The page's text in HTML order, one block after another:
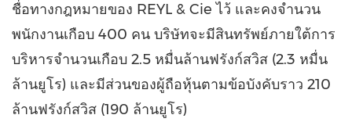
ชื่อทางกฎหมายของ REYL & Cie ไว้ และคงจำนวน
พนักงานเกือบ 400 คน บริษัทจะมีสินทรัพย์ภายใต้การ
บริหารจำนวนเกือบ 2.5 หมื่นล้านฟรังก์สวิส (2.3 หมื่น
ล้านยูโร) และมีส่วนของผู้ถือหุ้นตามข้อบังคับราว 210
ล้านฟรังก์สวิส (190 ล้านยูโร)